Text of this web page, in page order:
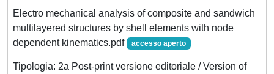
Electro mechanical analysis of composite and sandwich
multilayered structures by shell elements with node
dependent kinematics.pdf
accesso aperto
Tipologia: 2a Post-print versione editoriale / Version of